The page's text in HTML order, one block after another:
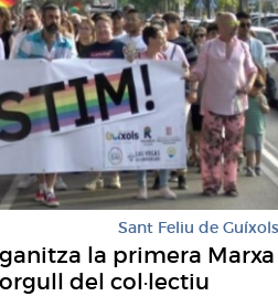
Sant Feliu de Guíxols
la primera Marxa
del col·lectiu